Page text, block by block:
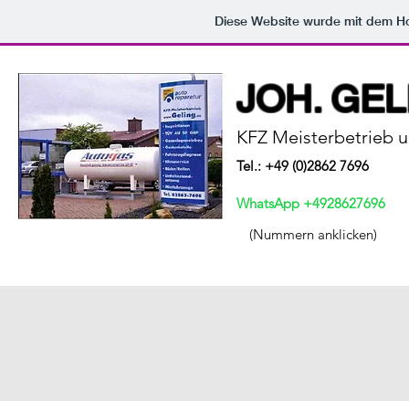
Diese Website wurde mit dem
JOH.
KFZ Meisterbetrieb
Tel.: +49 (0)2862 7696
WhatsApp +4928627696
(Nummern anklicken)